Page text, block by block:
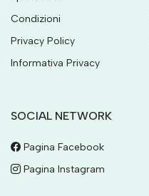
Condizioni
Privacy Policy
Informativa Privacy
SOCIAL NETWORK
Pagina Facebook
Pagina Instagram